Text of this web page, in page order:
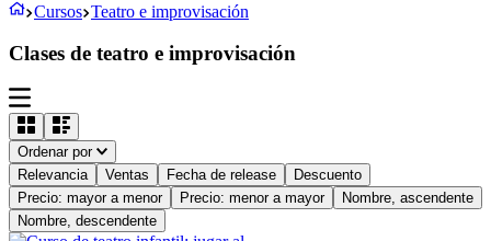
Cursos Teatro e improvisación
Clases de teatro e improvisación
Ordenar por
Relevancia
Ventas Fecha de release
Descuento
Precio: mayor a menor
Precio: menor a mayor
Nombre, ascendente
Nombre, descendente